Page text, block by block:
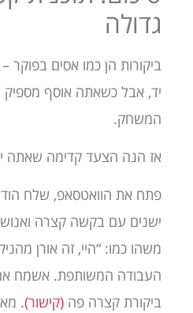
גדולה
ביקורות הן כמו אסים
יד, אבל כשאתה אוסף
המשחק.
אז הנה הצעד קדימה שאתה
פתח את הוואטסאפ, שלח
ישנים עם בקשה קצרה
משהו כמו: “היי, זה אורן
העבודה המשותפת. אשמח
ביקורת קצרה פה (קישור).